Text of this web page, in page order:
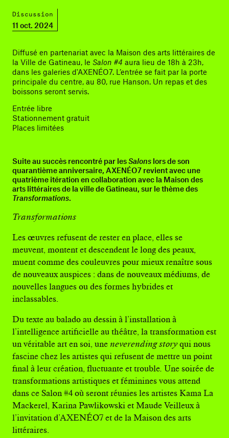
Discussion
11 oct. 2024
Diffusé en partenariat avec la Maison des arts littéraires de
la Ville de Gatineau, le Salon #4 aura lieu de 18h à 23h,
dans les galeries d'AXENÉO7. L’entrée se fait par la porte
principale du centre, au 80, rue Hanson. Un repas et des
boissons seront servis.
Entrée libre
Stationnement gratuit
Places limitées
Suite au succès rencontré par lesSalons lors de son
quarantième anniversaire, AXENÉO7 revient avec une
quatrième itération en collaboration avec la Maison des
arts littéraires de la ville de Gatineau, sur le thème des
Transformations
Transformations
Les œuvres refusent de rester en place, elles se
meuvent, montent et descendent le long des peaux,
muent comme des couleuvres pour mieux renaître sous
de nouveaux auspices : dans de nouveaux médiums, de
nouvelles langues ou des formes hybrides et
inclassables.
Du texte au balado au dessin à l’installation à
l’intelligence artificielle au théâtre, la transformation est
un véritable art en soi, une neverending storyqui nous
fascine chez les artistes qui refusent de mettre un point
final à leur création, fluctuante et trouble Une soirée de
transformations artistiques et féminines vous attend
dans ce Salon #4 où seront réunies les artistes Kama La
Mackerel, Karina Pawlikowski et Maude Veilleux à
l’invitation d’AXENÉO7 et de la Maison des arts
littéraires.